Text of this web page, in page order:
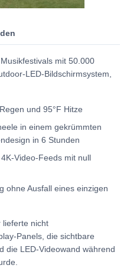
mit 50.000
LED-Bildschirmsystem,
und 95°F Hitze
in einem gekrümmten
in 6 Stunden
Video-Feeds mit null
ohne Ausfall eines einzigen
lieferte nicht
Panels, die sichtbare
die LED-Videowand während